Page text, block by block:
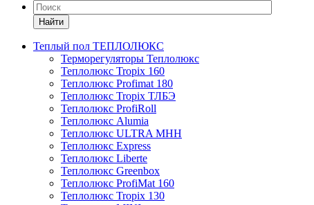
Найти
Теплый пол ТЕПЛОЛЮКС
Терморегуляторы Теплолюкс
Теплолюкс Tropix 160
Теплолюкс Profimat 180
Теплолюкс Tropix ТЛБЭ
Теплолюкс ProfiRoll
Теплолюкс Alumia
Теплолюкс ULTRA МНН
Теплолюкс Express
Теплолюкс Liberte
Теплолюкс Greenbox
Теплолюкс ProfiMat 160
Теплолюкс Tropix 130